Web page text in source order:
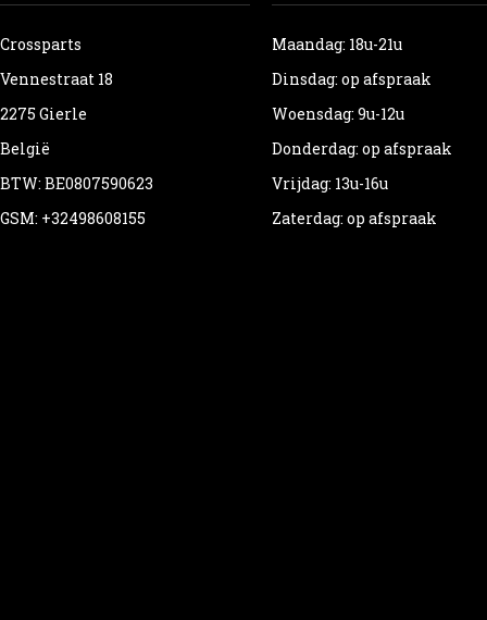
Crossparts
Vennestraat 18
2275 Gierle
België
BTW: BE0807590623
GSM: +32498608155
Maandag: 18u-21u
Dinsdag: op afspraak
Woensdag: 9u-12u
Donderdag: op afspraak
Vrijdag: 13u-16u
Zaterdag: op afspraak